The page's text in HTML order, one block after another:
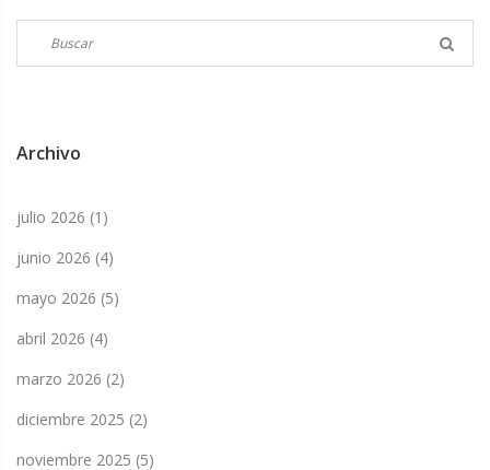
Archivo
julio 2026 (1)
junio 2026 (4)
mayo 2026 (5)
abril 2026 (4)
marzo 2026 (2)
diciembre 2025 (2)
noviembre 2025 (5)